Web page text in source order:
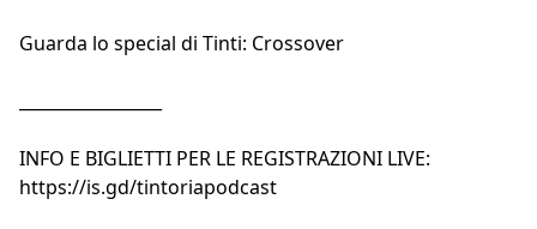
Guarda lo special di Tinti: Crossover
INFO E BIGLIETTI PER LE REGISTRAZIONI LIVE:
https://is.gd/tintoriapodcast